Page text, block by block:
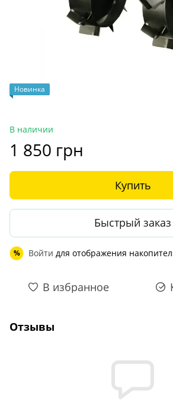
Новинка
В наличии
1 850 грн
Купить
Быстрый заказ
% Войти для отображения
В избранное
Отзывы